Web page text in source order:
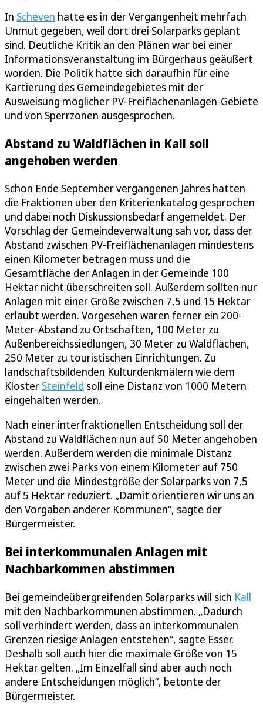
In Scheven hatte es in der Vergangenheit mehrfach
Unmut gegeben, weil dort drei Solarparks geplant
sind. Deutliche Kritik an den Plänen war bei einer
Informationsveranstaltung im Bürgerhaus geäußert
worden. Die Politik hatte sich daraufhin für eine
Kartierung des Gemeindegebietes mit der
Ausweisung möglicher PV-Freiflächenanlagen-Gebiete
und von Sperrzonen ausgesprochen.
Abstand zu Waldflächen in Kall soll
angehoben werden
Schon Ende September vergangenen Jahres hatten
die Fraktionen über den Kriterienkatalog gesprochen
und dabei noch Diskussionsbedarf angemeldet. Der
Vorschlag der Gemeindeverwaltung sah vor, dass der
Abstand zwischen PV-Freiflächenanlagen mindestens
einen Kilometer betragen muss und die
Gesamtfläche der Anlagen in der Gemeinde 100
Hektar nicht überschreiten soll. Außerdem sollten nur
Anlagen mit einer Größe zwischen 7,5 und 15 Hektar
erlaubt werden. Vorgesehen waren ferner ein 200-
Meter-Abstand zu Ortschaften, 100 Meter zu
Außenbereichssiedlungen, 30 Meter zu Waldflächen,
250 Meter zu touristischen Einrichtungen. Zu
landschaftsbildenden Kulturdenkmälern wie dem
Kloster Steinfeld soll eine Distanz von 1000 Metern
eingehalten werden.
Nach einer interfraktionellen Entscheidung soll der
Abstand zu Waldflächen nun auf 50 Meter angehoben
werden. Außerdem werden die minimale Distanz
zwischen zwei Parks von einem Kilometer auf 750
Meter und die Mindestgröße der Solarparks von 7,5
auf 5 Hektar reduziert. „Damit orientieren wir uns an
den Vorgaben anderer Kommunen“, sagte der
Bürgermeister.
Bei interkommunalen Anlagen mit
Nachbarkommen abstimmen
Bei gemeindeübergreifenden Solarparks will sich Kall
mit den Nachbarkommunen abstimmen. „Dadurch
soll verhindert werden, dass an interkommunalen
Grenzen riesige Anlagen entstehen“, sagte Esser.
Deshalb soll auch hier die maximale Größe von 15
Hektar gelten. „Im Einzelfall sind aber auch noch
andere Entscheidungen möglich“, betonte der
Bürgermeister.